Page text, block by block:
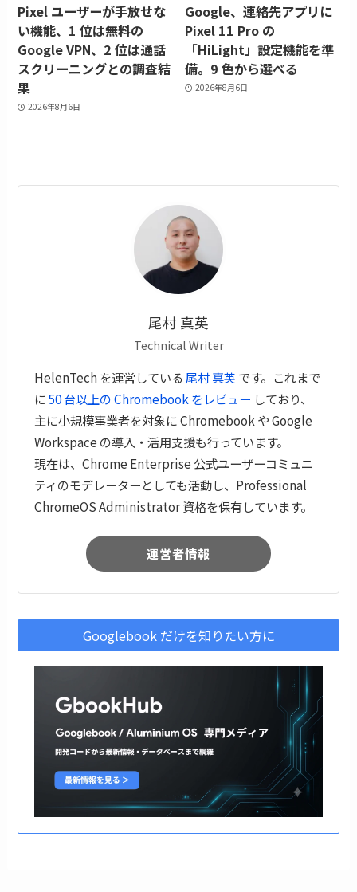
Pixel ユーザーが手放せな
い機能、1 位は無料の
Google VPN、2 位は通話
スクリーニングとの調査結
果
2026年8月6日
Google、連絡先アプリに
Pixel 11 Pro の
「HiLight」設定機能を準
備。9 色から選べる
2026年8月6日
尾村 真英
Technical Writer
HelenTech を運営している 尾村 真英 です。これまで
に50 台以上の Chromebook をレビュー しており、
主に小規模事業者を対象に Chromebook や Google
Workspace の導入・活用支援も行っています。
現在は、Chrome Enterprise 公式ユーザーコミュニ
ティのモデレーターとしても活動し、Professional
ChromeOS Administrator 資格を保有しています。
運営者情報
Googlebook だけを知りたい方に